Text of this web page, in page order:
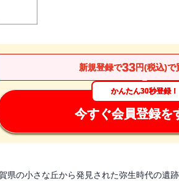
新規登録で33円(税込)で
かんたん30秒登録！
今すぐ会員登録を
県の小さな丘から発見された弥生時代の遺